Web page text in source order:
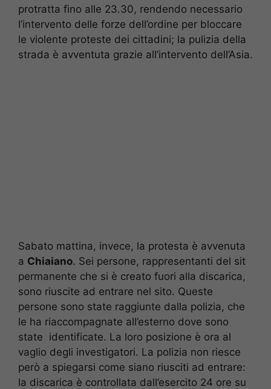
protratta fino alle 23.30, rendendo necessario
l’intervento delle forze dell’ordine per bloccare
le violente proteste dei cittadini; la pulizia della
strada è avventuta grazie all’intervento dell’Asia.
Sabato mattina, invece, la protesta è avvenuta
a Chiaiano. Sei persone, rappresentanti del sit
permanente che si è creato fuori alla discarica,
sono riuscite ad entrare nel sito. Queste
persone sono state raggiunte dalla polizia, che
le ha riaccompagnate all’esterno dove sono
state identificate. La loro posizione è ora al
vaglio degli investigatori. La polizia non riesce
però a spiegarsi come siano riusciti ad entrare:
la discarica è controllata dall’esercito 24 ore su